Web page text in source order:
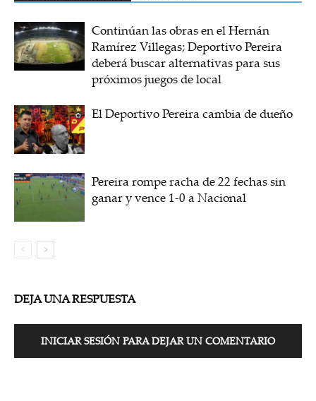
Continúan las obras en el Hernán
Ramírez Villegas; Deportivo Pereira
deberá buscar alternativas para sus
próximos juegos de local
El Deportivo Pereira cambia de dueño
Pereira rompe racha de 22 fechas sin
ganar y vence 1-0 a Nacional
DEJA UNA RESPUESTA
INICIAR SESIÓN PARA DEJAR UN COMENTARIO